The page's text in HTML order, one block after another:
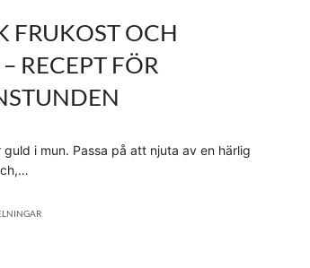
FRUKOST OCH
RECEPT FÖR
i mun. Passa på att njuta av en härlig